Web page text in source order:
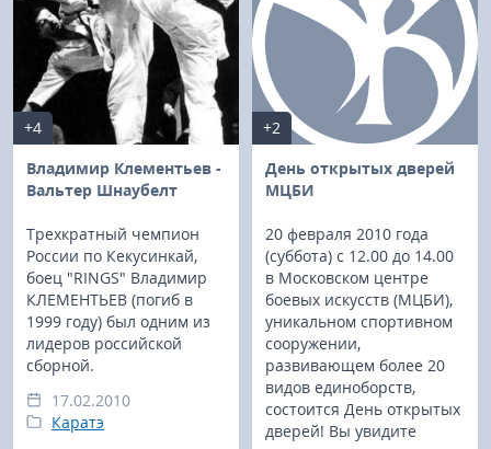
+4
Владимир Клементьев -
Вальтер Шнаубелт
Трехкратный чемпион
России по Кекусинкай,
боец "RINGS" Владимир
КЛЕМЕНТЬЕВ (погиб в
1999 году) был одним из
лидеров российской
сборной.
17.02.2010
Каратэ
+2
День открытых дверей
МЦБИ
20 февраля 2010 года
(суббота) с 12.00 до 14.00
в Московском центре
боевых искусств (МЦБИ),
уникальном спортивном
сооружении,
развивающем более 20
видов единоборств,
состоится День открытых
дверей! Вы увидите